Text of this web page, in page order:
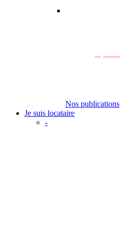
Nos publications
Je suis locataire
-